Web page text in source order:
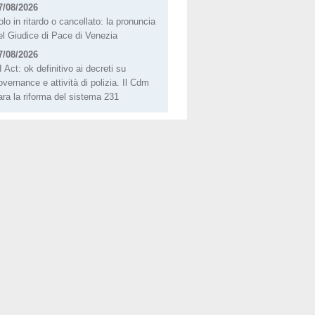
08/2026
in ritardo o cancellato: la pronuncia
Giudice di Pace di Venezia
08/2026
Act: ok definitivo ai decreti su
e attività di polizia. Il Cdm
la riforma del sistema 231